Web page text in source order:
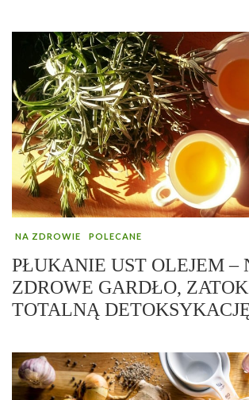
NA ZDROWIE POLECANE
PŁUKANIE UST OLEJEM –
ZDROWE GARDŁO,
TOTALNĄ